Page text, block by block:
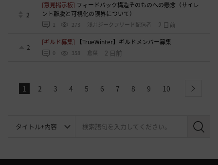
2
[意見掲示板] フィードバック構造そのものへの懸念（サイレ
ント離脱と可視化の限界について）
1 273 浅井ジークフリード配信者 2 日前
2
[ギルド募集] 【TrueWinter】ギルドメンバー募集
0 358 倉葉 2 日前
1 2 3 4 5 6 7 8 9 10 next
検